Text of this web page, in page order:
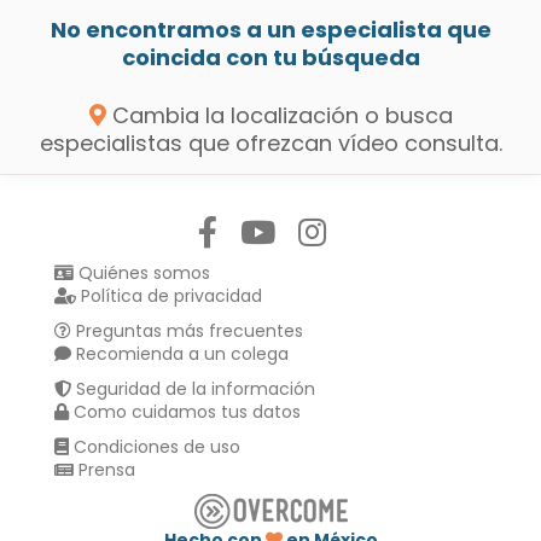
No encontramos a un especialista que
coincida con tu búsqueda
Cambia la localización o busca
especialistas que ofrezcan vídeo consulta.
Quiénes somos
Política de privacidad
Preguntas más frecuentes
Recomienda a un colega
Seguridad de la información
Como cuidamos tus datos
Condiciones de uso
Prensa